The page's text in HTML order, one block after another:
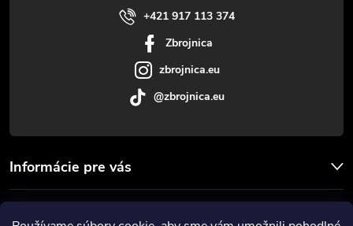
Informácie pre vás
+421 917 113 374
Zbrojnica
zbrojnica.eu
@zbrojnica.eu